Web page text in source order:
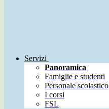
Servizi
Panoramica
Famiglie e studenti
Personale scolastico
I corsi
FSL